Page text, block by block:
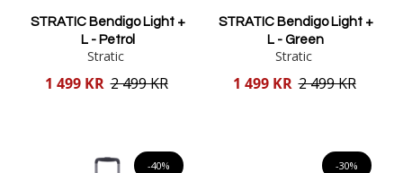
STRATIC Bendigo Light +
L - Petrol
Stratic
Reducerat
1 499 KR 2 499 KR
STRATIC Bendigo Light +
L - Green
Stratic
Reducerat
1 499 KR 2 499 KR
-40% -30%